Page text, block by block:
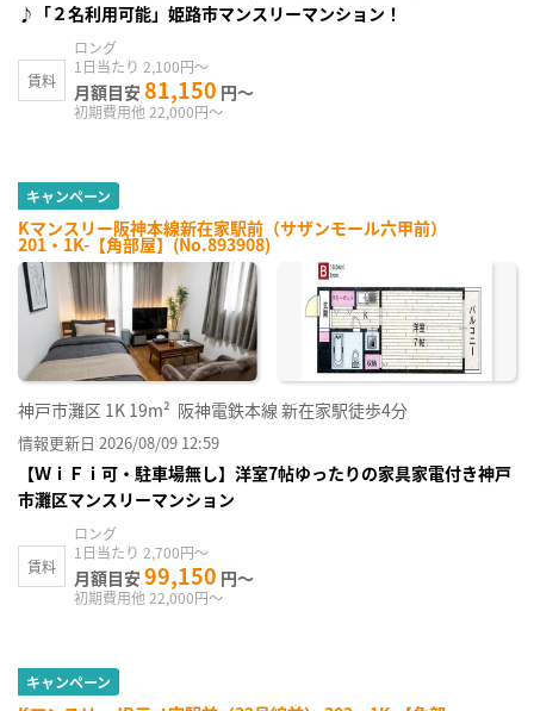
♪「２名利用可能」姫路市マンスリーマンション！
賃料
ロング
1日当たり 2,100円～
月額目安81,150 円～
初期費用他 22,000円～
キャンペーン
Kマンスリー阪神本線新在家駅前（サザンモール六甲前）
201・1K-【角部屋】(No.893908)
神戸市灘区 1K 19m² 阪神電鉄本線 新在家駅徒歩4分
情報更新日 2026/08/09 12:59
【ＷｉＦｉ可・駐車場無し】洋室7帖ゆったりの家具家電付き神戸
市灘区マンスリーマンション
賃料
ロング
1日当たり 2,700円～
月額目安99,150 円～
初期費用他 22,000円～
キャンペーン